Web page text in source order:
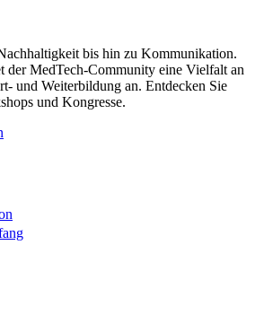
bis hin zu Kommunikation.
der MedTech-Community eine Vielfalt an
und Weiterbildung an. Entdecken Sie
und Kongresse.